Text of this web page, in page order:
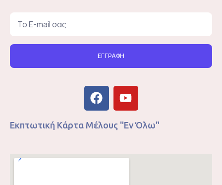
ΕΓΓΡΑΦΗ
Εκπτωτική Κάρτα Μέλους "Εν Όλω"